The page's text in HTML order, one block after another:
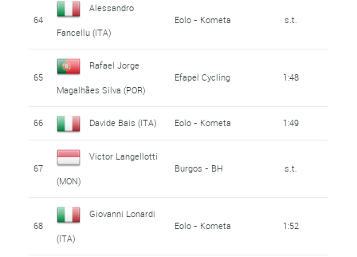
64
Alessandro
Fancellu (ITA)
Eolo - Kometa s.t.
65
Rafael Jorge
Magalhães Silva (POR)
Efapel Cycling 1:48
66 Davide Bais (ITA) Eolo - Kometa 1:49
67
Victor Langellotti
(MON)
Burgos - BH s.t.
68
Giovanni Lonardi
(ITA)
Eolo - Kometa 1:52